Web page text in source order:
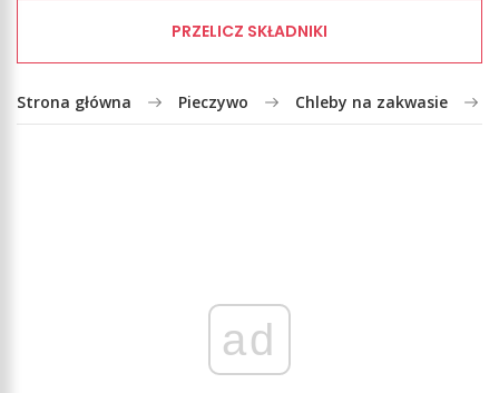
PRZELICZ SKŁADNIKI
Strona główna Pieczywo Chleby na zakwasie
ad